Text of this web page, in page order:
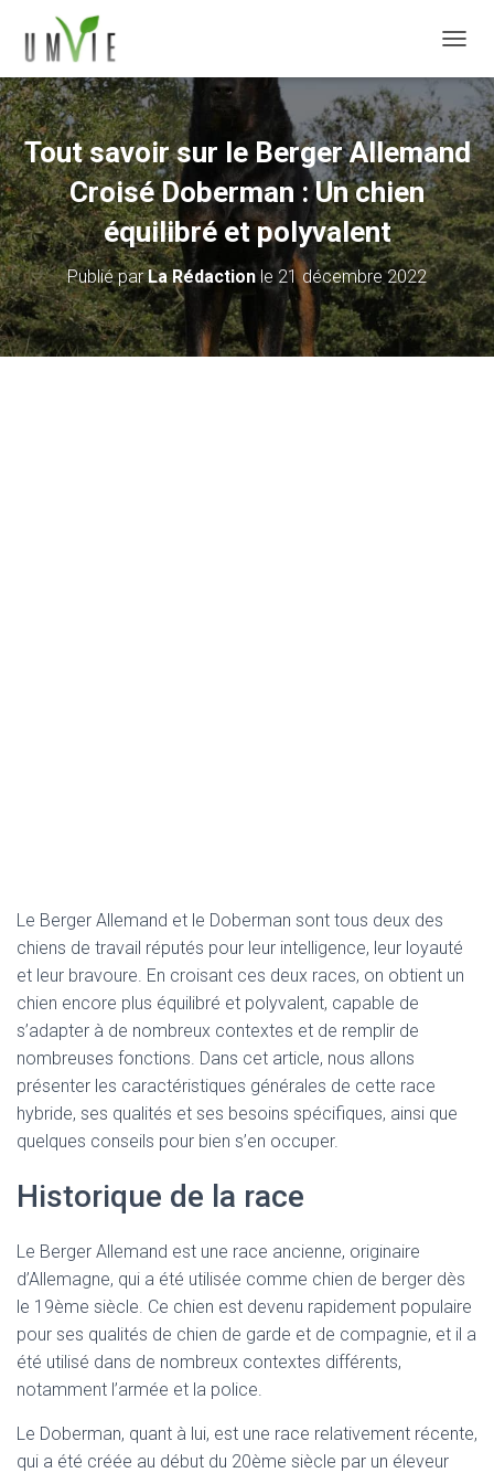
Tout savoir sur le Berger Allemand
Croisé Doberman : Un chien
équilibré et polyvalent
Publié parLa Rédactionle 21 décembre 2022
Le Berger Allemand et le Doberman sont tous deux des
chiens de travail réputés pour leur intelligence, leur loyauté
et leur bravoure. En croisant ces deux races, on obtient un
chien encore plus équilibré et polyvalent, capable de
s’adapter à de nombreux contextes et de remplir de
nombreuses fonctions. Dans cet article, nous allons
présenter les caractéristiques générales de cette race
hybride, ses qualités et ses besoins spécifiques, ainsi que
quelques conseils pour bien s’en occuper.
Historique de la race
Le Berger Allemand est une race ancienne, originaire
d’Allemagne, qui a été utilisée comme chien de berger dès
le 19ème siècle. Ce chien est devenu rapidement populaire
pour ses qualités de chien de garde et de compagnie, et il a
été utilisé dans de nombreux contextes différents,
notamment l’armée et la police.
Le Doberman, quant à lui, est une race relativement récente,
qui a été créée au début du 20ème siècle par un éleveur